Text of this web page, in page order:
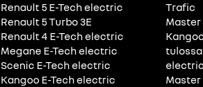
Renault 5 E-Tech electric
Renault 5 Turbo 3E
Renault 4 E-Tech electric
Megane E-Tech electric
Scenic E-Tech electric
Kangoo E-Tech electric
Trafic
Master
electric
Master